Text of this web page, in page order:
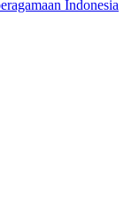
Indonesia